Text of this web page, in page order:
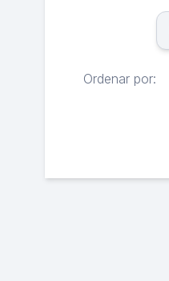
Ordenar por: